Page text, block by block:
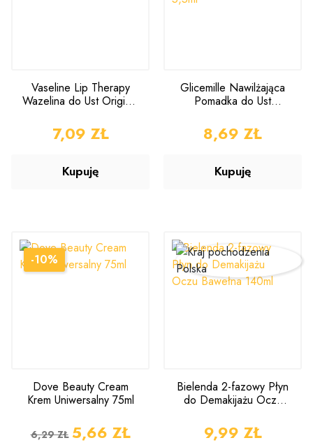
Vaseline Lip Therapy
Wazelina do Ust Original
CENA
7,09 ZŁ
Kupuję
Glicemille Nawilżająca
Pomadka do Ust
5,5ml
CENA
8,69 ZŁ
Kupuję
Dove Beauty Cream
Krem Uniwersalny 75ml
CENA PODSTAWOWA
6,29 ZŁ CENA
5,66 ZŁ
-10%
Bielenda 2-fazowy Płyn
do Demakijażu Oczu
CENA
9,99 ZŁ